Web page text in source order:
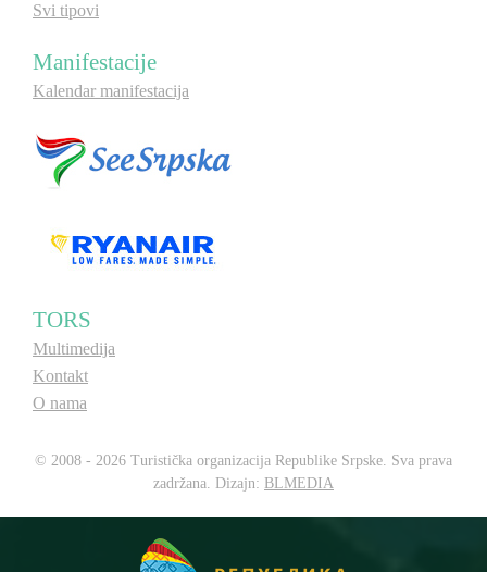
Svi tipovi
Manifestacije
Kalendar manifestacija
TORS
Multimedija
Kontakt
O nama
© 2008 - 2026 Turistička organizacija Republike Srpske. Sva prava
zadržana. Dizajn: BLMEDIA